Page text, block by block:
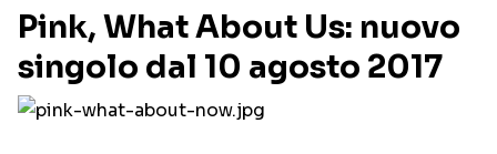
Pink, What About Us: nuovo
singolo dal 10 agosto 2017